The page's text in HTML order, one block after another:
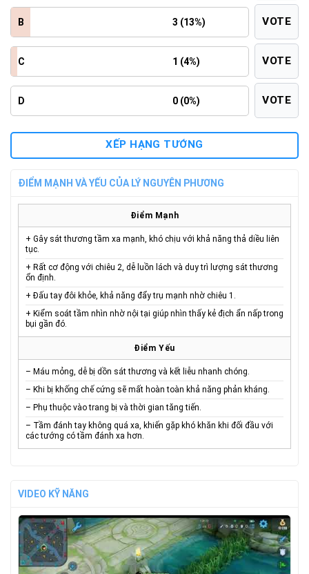
B 3 (13%) VOTE
C 1 (4%) VOTE
D 0 (0%) VOTE
XẾP HẠNG TƯỚNG
ĐIỂM MẠNH VÀ YẾU CỦA LÝ NGUYÊN PHƯƠNG
Điểm Mạnh
+ Gây sát thương tầm xa mạnh, khó chịu với khả năng thả diều liên
tục.
+ Rất cơ động với chiêu 2, dễ luồn lách và duy trì lượng sát thương
ổn định.
+ Đấu tay đôi khỏe, khả năng đẩy trụ mạnh nhờ chiêu 1.
+ Kiểm soát tầm nhìn nhờ nội tại giúp nhìn thấy kẻ địch ẩn nấp trong
bụi gần đó.
Điểm Yếu
– Máu mỏng, dễ bị dồn sát thương và kết liễu nhanh chóng.
– Khi bị khống chế cứng sẽ mất hoàn toàn khả năng phản kháng.
– Phụ thuộc vào trang bị và thời gian tăng tiến.
– Tầm đánh tay không quá xa, khiến gặp khó khăn khi đối đầu với
các tướng có tầm đánh xa hơn.
VIDEO KỸ NĂNG